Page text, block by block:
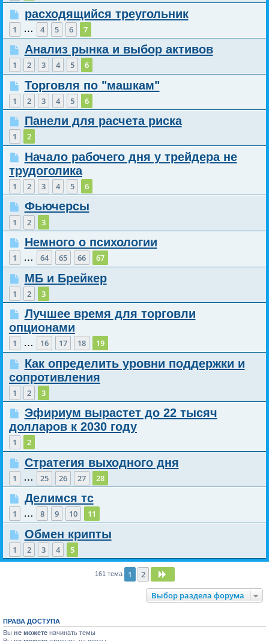
расходящийся треугольник
1 … 4 5 6 7
Анализ рынка и выбор активов
1 2 3 4 5 6
Торговля по "машкам"
1 2 3 4 5 6
Панели для расчета риска
1 2
Начало рабочего дня у трейдера не
трудоголика
1 2 3 4 5 6
Фьючерсы
1 2 3
Немного о психологии
1 … 64 65 66 67
МБ и Брейкер
1 2 3
Лучшее время для торговли
опционами
1 … 16 17 18 19
Как определить уровни поддержки и
сопротивления
1 2 3
Эфириум вырастет до 22 тысяч
долларов к 2030 году
1 2
Стратегия выходного дня
1 … 25 26 27 28
Делимся тс
1 … 8 9 10 11
Обмен крипты
1 2 3 4 5
161 тема 1 2
Выбор раздела форума
ПРАВА ДОСТУПА
Вы не можете начинать темы